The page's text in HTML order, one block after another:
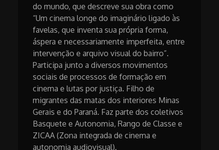
do mundo, que descreve sua obra como
“Um cinema longe do imaginário ligado às
favelas, que inventa sua própria forma,
áspera e necessariamente imperfeita, entre
intervenção e arquivo visual do bairro”.
Participa junto a diversos movimentos
sociais de processos de formação em
cinema e lutas por justiça. Filho de
migrantes das matas dos interiores Minas
Gerais e do Paraná. Faz parte dos coletivos
Basquete e Autonomia, Rango de Classe e
ZICAA (Zona integrada de cinema e
autonomia audiovisual).